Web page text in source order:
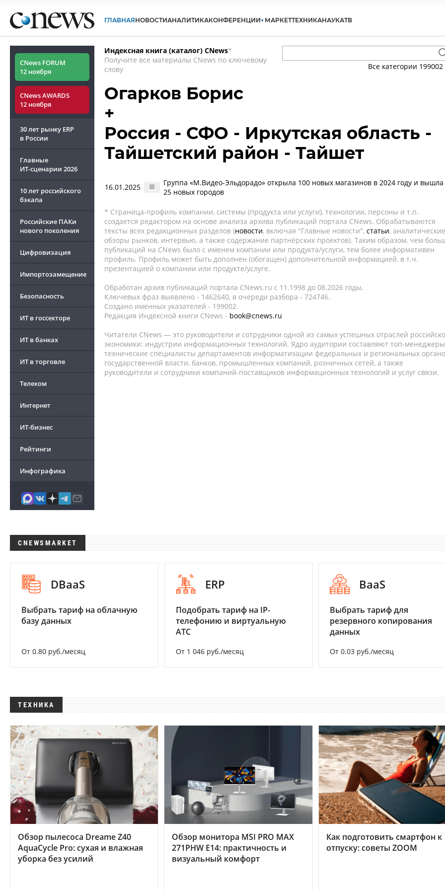
ГЛАВНАЯНОВОСТИАНАЛИТИКАКОНФЕРЕНЦИИ МАРКЕТТЕХНИКАНАУКАТВ
CNews FORUM
12 ноября
CNews AWARDS
12 ноября
30 лет рынку ERP
в России
Главные
ИТ-сценарии 2026
10 лет российского
бэкапа
Российские ПАКи
нового поколения
Цифровизация
Импортозамещение
Безопасность
ИТ в госсекторе
ИТ в банках
ИТ в торговле
Телеком
Интернет
ИТ-бизнес
Рейтинги
Инфографика
Индексная книга (каталог) CNews*
Получите все материалы CNews по ключевому
слову
Все категории 199002
Огарков Борис
+
Россия - СФО - Иркутская область -
Тайшетский район - Тайшет
16.01.2025
Группа «М.Видео-Эльдорадо» открыла 100 новых магазинов в 2024 году и вышла
25 новых городов
* Страница-профиль компании, системы (продукта или услуги), технологии, персоны и т.п.
создается редактором на основе анализа архива публикаций портала CNews. Обрабатываются
тексты всех редакционных разделов (новости, включая "Главные новости", статьи, аналитические
обзоры рынков, интервью, а также содержание партнёрских проектов). Таким образом, чем
публикаций на CNews было с именем компании или продукта/услуги, тем более информативен
профиль. Профиль может быть дополнен (обогащен) дополнительной информацией, в т.ч.
презентацией о компании или продукте/услуге.
Обработан архив публикаций портала CNews.ru c 11.1998 до 08.2026 годы.
Ключевых фраз выявлено - 1462640, в очереди разбора - 724746.
Создано именных указателей - 199002.
Редакция Индексной книги CNews - book@cnews.ru
Читатели CNews — это руководители и сотрудники одной из самых успешных отраслей
экономики: индустрии информационных технологий. Ядро аудитории составляют топ-
технические специалисты департаментов информатизации федеральных и региональных
государственной власти, банков, промышленных компаний, розничных сетей, а также
руководители и сотрудники компаний-поставщиков информационных технологий и услуг связи.
CNEWSMARKET
DBaaS
Выбрать тариф на облачную
базу данных
От 0.80 руб./месяц
ERP
Подобрать тариф на IP-
телефонию и виртуальную
АТС
От 1 046 руб./месяц
BaaS
Выбрать тариф для
резервного копирования
данных
От 0.03 руб./месяц
ТЕХНИКА
Обзор пылесоса Dreame Z40
AquaCycle Pro: сухая и влажная
уборка без усилий
Обзор монитора MSI PRO MAX
271PHW E14: практичность и
визуальный комфорт
Как подготовить смартфон к
отпуску: советы ZOOM